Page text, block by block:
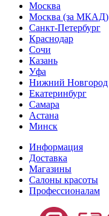
Москва
Москва (за МКАД)
Санкт-Петербург
Краснодар
Сочи
Казань
Уфа
Нижний Новгород
Екатеринбург
Самара
Астана
Минск
Информация
Доставка
Магазины
Салоны красоты
Профессионалам